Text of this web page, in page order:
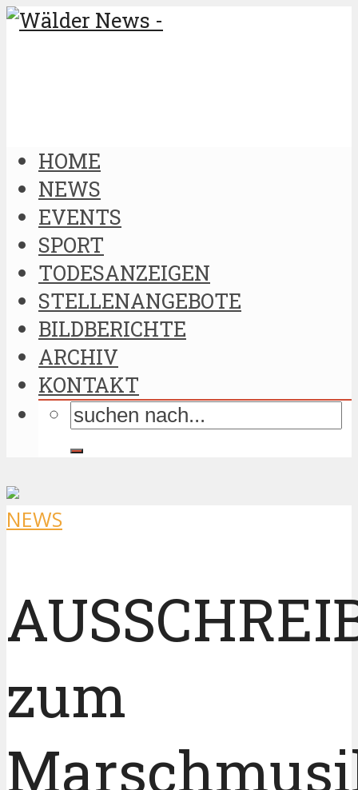
HOME
NEWS
EVENTS
SPORT
TODESANZEIGEN
STELLENANGEBOTE
BILDBERICHTE
ARCHIV
KONTAKT
NEWS
zum